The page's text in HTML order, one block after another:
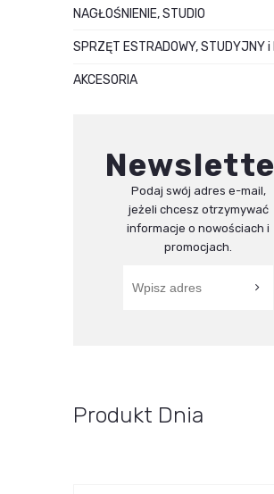
NAGŁOŚNIENIE, STUDIO
SPRZĘT ESTRADOWY, STUDYJNY i
AKCESORIA
Podaj swój adres e-mail,
jeżeli chcesz otrzymywać
informacje o nowościach i
promocjach.
Produkt Dnia